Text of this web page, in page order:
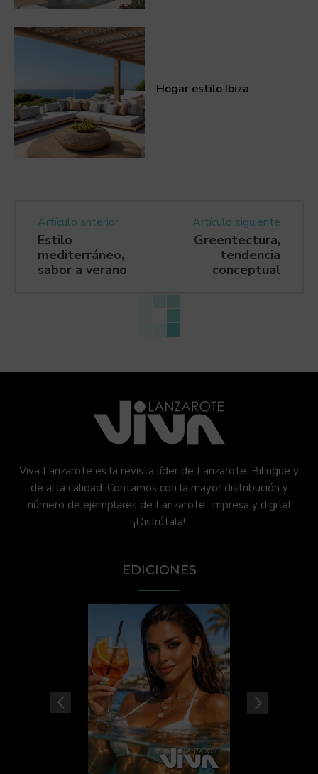
Hogar estilo Ibiza
Artículo anterior
Estilo
mediterráneo,
sabor a verano
Artículo siguiente
Greentectura,
tendencia
conceptual
Viva Lanzarote es la revista líder de Lanzarote. Bilingüe y
de alta calidad. Contamos con la mayor distribución y
número de ejemplares de Lanzarote. Impresa y digital
¡Disfrútala!
EDICIONES